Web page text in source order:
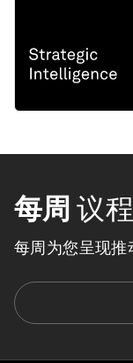
每周 议程
每周为您呈现推